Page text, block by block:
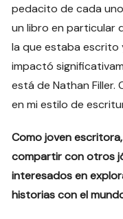
pedacito de cada
un libro en particular
la que estaba escrito
impactó
está de Nathan
en mi estilo de
Como joven
compartir con otros
interesados en
historias con el